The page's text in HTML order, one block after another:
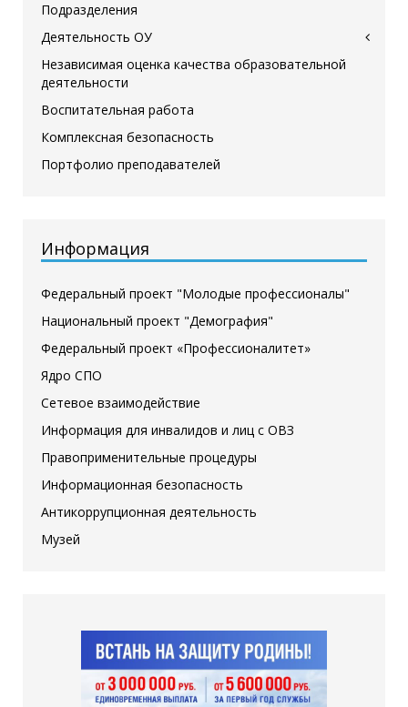
Подразделения
Деятельность ОУ
Независимая оценка качества образовательной
деятельности
Воспитательная работа
Комплексная безопасность
Портфолио преподавателей
Информация
Федеральный проект "Молодые профессионалы"
Национальный проект "Демография"
Федеральный проект «Профессионалитет»
Ядро СПО
Сетевое взаимодействие
Информация для инвалидов и лиц с ОВЗ
Правоприменительные процедуры
Информационная безопасность
Антикоррупционная деятельность
Музей